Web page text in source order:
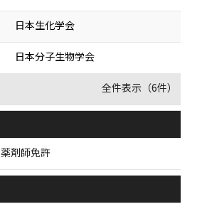
日本生化学会
日本分子生物学会
全件表示（6件）
薬剤師免許